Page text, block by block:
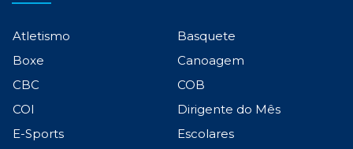
Atletismo
Basquete
Boxe
Canoagem
CBC
COB
COI
Dirigente do Mês
E-Sports
Escolares